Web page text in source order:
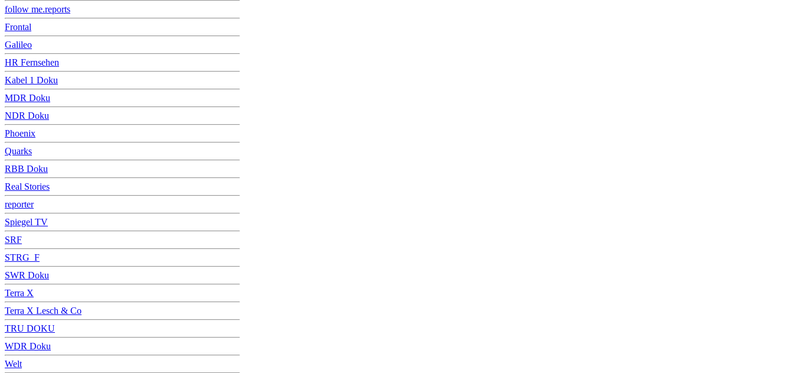
follow me.reports
Frontal
Galileo
HR Fernsehen
Kabel 1 Doku
MDR Doku
NDR Doku
Phoenix
Quarks
RBB Doku
Real Stories
reporter
Spiegel TV
SRF
STRG_F
SWR Doku
Terra X
Terra X Lesch & Co
TRU DOKU
WDR Doku
Welt